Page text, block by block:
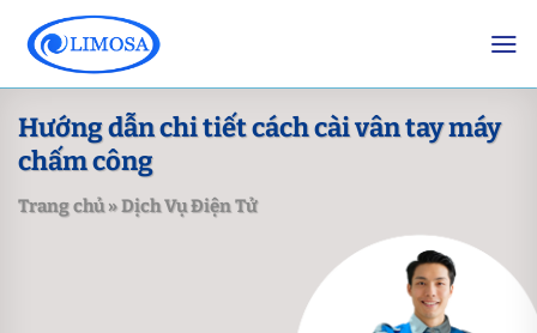
content
Hướng dẫn chi tiết cách cài vân tay máy
chấm công
Trang chủ»Dịch Vụ Điện Tử